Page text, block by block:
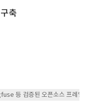
축
등 검증된 오픈소스 프레임워